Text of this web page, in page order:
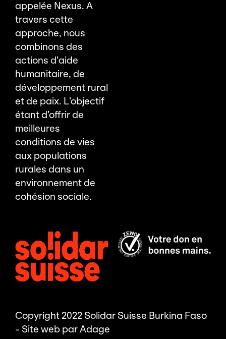
appelée Nexus. A
travers cette
approche, nous
combinons des
actions d’aide
humanitaire, de
développement rural
et de paix. L’objectif
étant d’offrir de
meilleures
conditions de vies
aux populations
rurales dans un
environnement de
cohésion sociale.
Copyright 2022 Solidar Suisse Burkina Faso
- Site web parAdage